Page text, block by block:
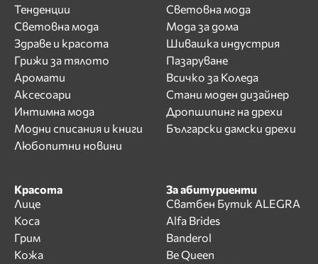
Тенденции
Световна мода
Здраве и красота
Грижи за тялото
Аромати
Аксесоари
Интимна мода
Модни списания и книги
Любопитни новини
Световна мода
Мода за дома
Шивашка индустрия
Пазаруване
Всичко за Коледа
Стани моден дизайнер
Дропшипинг на дрехи
Български дамски дрехи
Красота
Лице
Коса
Грим
Кожа
За абитуриенти
Сватбен Бутик ALEGRA
Alfa Brides
Banderol
Be Queen